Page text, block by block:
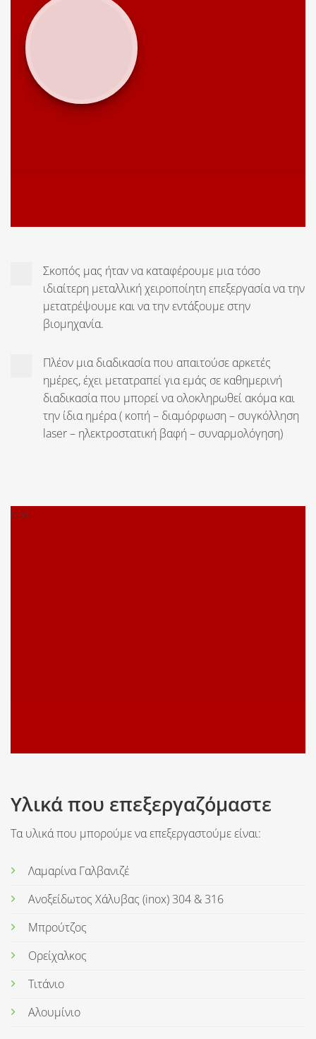
Σκοπός μας ήταν να καταφέρουμε μια τόσο
ιδιαίτερη μεταλλική χειροποίητη επεξεργασία να την
μετατρέψουμε και να την εντάξουμε στην
βιομηχανία.
Πλέον μια διαδικασία που απαιτούσε αρκετές
ημέρες, έχει μετατραπεί για εμάς σε καθημερινή
διαδικασία που μπορεί να ολοκληρωθεί ακόμα και
την ίδια ημέρα ( κοπή – διαμόρφωση – συγκόλληση
laser – ηλεκτροστατική βαφή – συναρμολόγηση)
Υλικά που επεξεργαζόμαστε
Τα υλικά που μπορούμε να επεξεργαστούμε είναι:
Λαμαρίνα Γαλβανιζέ
Ανοξείδωτος Χάλυβας (inox) 304 & 316
Μπρούτζος
Ορείχαλκος
Τιτάνιο
Αλουμίνιο
text